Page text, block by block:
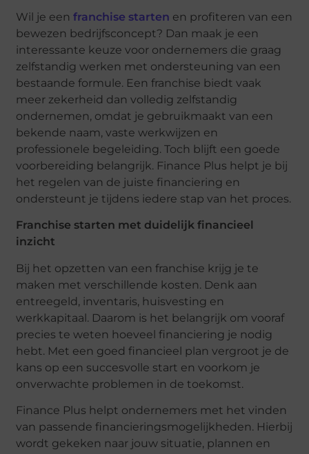
Wil je eenfranchise starten en profiteren van een
bewezen bedrijfsconcept? Dan maak je een
interessante keuze voor ondernemers die graag
zelfstandig werken met ondersteuning van een
bestaande formule. Een franchise biedt vaak
meer zekerheid dan volledig zelfstandig
ondernemen, omdat je gebruikmaakt van een
bekende naam, vaste werkwijzen en
professionele begeleiding. Toch blijft een goede
voorbereiding belangrijk. Finance Plus helpt je bij
het regelen van de juiste financiering en
ondersteunt je tijdens iedere stap van het proces.
Franchise starten met duidelijk financieel
inzicht
Bij het opzetten van een franchise krijg je te
maken met verschillende kosten. Denk aan
entreegeld, inventaris, huisvesting en
werkkapitaal. Daarom is het belangrijk om vooraf
precies te weten hoeveel financiering je nodig
hebt. Met een goed financieel plan vergroot je de
kans op een succesvolle start en voorkom je
onverwachte problemen in de toekomst.
Finance Plus helpt ondernemers met het vinden
van passende financieringsmogelijkheden. Hierbij
wordt gekeken naar jouw situatie, plannen en